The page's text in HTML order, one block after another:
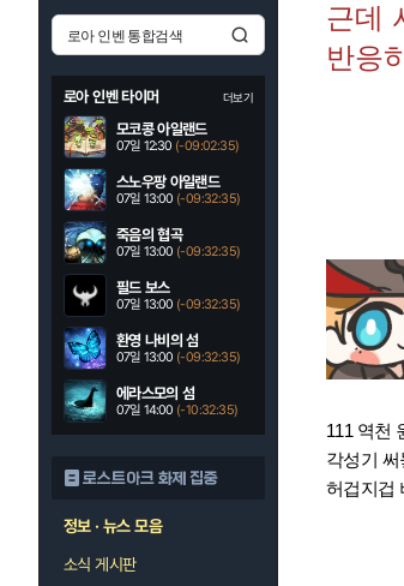
로아 인벤 타이머 더보기
모코콩 아일랜드
07일 12:30 (-09:02:34)
스노우팡 아일랜드
07일 13:00 (-09:32:34)
죽음의 협곡
07일 13:00 (-09:32:34)
필드 보스
07일 13:00 (-09:32:34)
환영 나비의 섬
07일 13:00 (-09:32:34)
에라스모의 섬
07일 14:00 (-10:32:34)
로스트아크 화제 집중
정보 · 뉴스 모음
소식 게시판
근데
반응
111 역천
각성기
허겁지겁